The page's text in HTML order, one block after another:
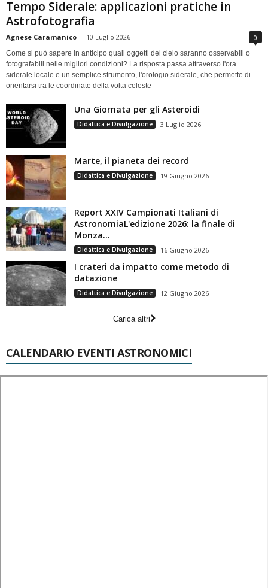
Tempo Siderale: applicazioni pratiche in
Astrofotografia
Agnese Caramanico - 10 Luglio 2026 0
Come si può sapere in anticipo quali oggetti del cielo saranno osservabili o
fotografabili nelle migliori condizioni? La risposta passa attraverso l'ora
siderale locale e un semplice strumento, l'orologio siderale, che permette di
orientarsi tra le coordinate della volta celeste
Una Giornata per gli Asteroidi
Didattica e Divulgazione 3 Luglio 2026
Marte, il pianeta dei record
Didattica e Divulgazione 19 Giugno 2026
Report XXIV Campionati Italiani di
AstronomiaL'edizione 2026: la finale di
Monza...
Didattica e Divulgazione 16 Giugno 2026
I crateri da impatto come metodo di
datazione
Didattica e Divulgazione 12 Giugno 2026
Carica altri
CALENDARIO EVENTI ASTRONOMICI